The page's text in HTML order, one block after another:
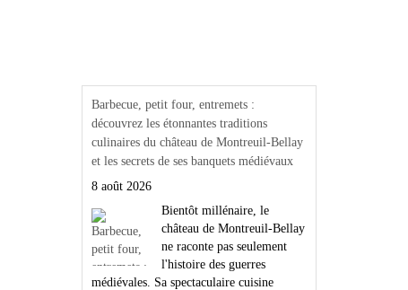
Barbecue, petit four, entremets :
découvrez les étonnantes traditions
culinaires du château de Montreuil-Bellay
et les secrets de ses banquets médiévaux
8 août 2026
Bientôt millénaire, le
château de Montreuil-Bellay
ne raconte pas seulement
l'histoire des guerres
médiévales. Sa spectaculaire cuisine